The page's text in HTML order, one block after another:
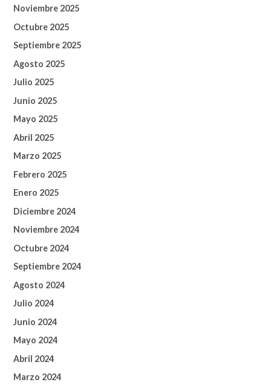
Noviembre 2025
Octubre 2025
Septiembre 2025
Agosto 2025
Julio 2025
Junio 2025
Mayo 2025
Abril 2025
Marzo 2025
Febrero 2025
Enero 2025
Diciembre 2024
Noviembre 2024
Octubre 2024
Septiembre 2024
Agosto 2024
Julio 2024
Junio 2024
Mayo 2024
Abril 2024
Marzo 2024